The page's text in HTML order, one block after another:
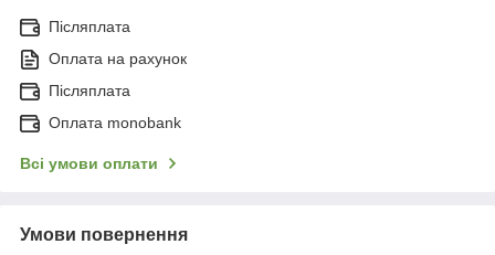
Післяплата
Оплата на рахунок
Післяплата
Оплата monobank
Всі умови оплати
Умови повернення